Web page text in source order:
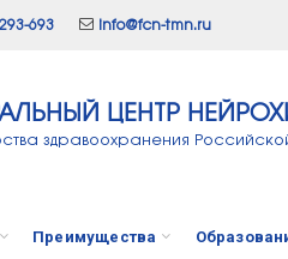
693 info@fcn-tmn.ru
ЦЕНТР
здравоохранения
Преимущества